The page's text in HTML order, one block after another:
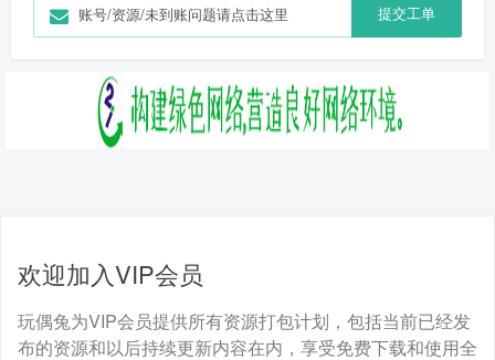
账号/资源/未到账问题请点击这里 提交工单
欢迎加入VIP会员
玩偶兔为VIP会员提供所有资源打包计划，包括当前已经发
布的资源和以后持续更新内容在内，享受免费下载和使用全